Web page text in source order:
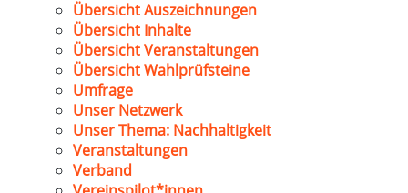
Übersicht Auszeichnungen
Übersicht Inhalte
Übersicht Veranstaltungen
Übersicht Wahlprüfsteine
Umfrage
Unser Netzwerk
Unser Thema: Nachhaltigkeit
Veranstaltungen
Verband